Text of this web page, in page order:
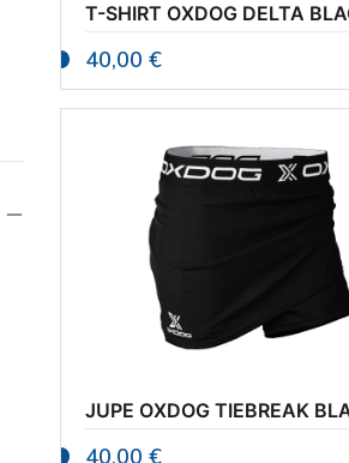
T-SHIRT OXDOG DELTA
40,00 €
JUPE OXDOG TIEBREAK
40,00 €